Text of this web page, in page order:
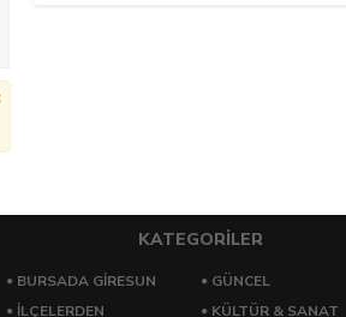
KATEGORİLER
BURSADA GİRESUN
GÜNCEL
İLÇELERDEN
KÜLTÜR & SANAT